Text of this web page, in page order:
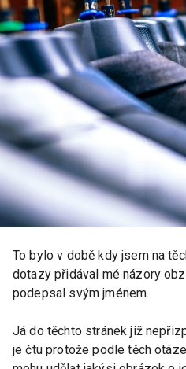
To bylo v době kdy jsem na
dotazy přidával mé názory
podepsal svým jménem.
Já do těchto stránek již
je čtu protože podle těch